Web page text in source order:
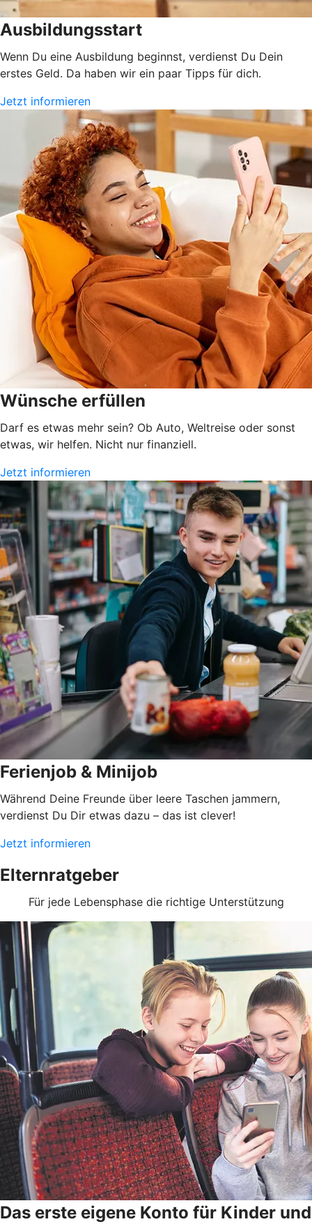
Ausbildungsstart
Wenn Du eine Ausbildung beginnst, verdienst Du Dein
erstes Geld. Da haben wir ein paar Tipps für dich.
Jetzt informieren
Wünsche erfüllen
Darf es etwas mehr sein? Ob Auto, Weltreise oder sonst
etwas, wir helfen. Nicht nur finanziell.
Jetzt informieren
Ferienjob & Minijob
Während Deine Freunde über leere Taschen jammern,
verdienst Du Dir etwas dazu – das ist clever!
Jetzt informieren
Elternratgeber
Für jede Lebensphase die richtige Unterstützung
Das erste eigene Konto für Kinder und